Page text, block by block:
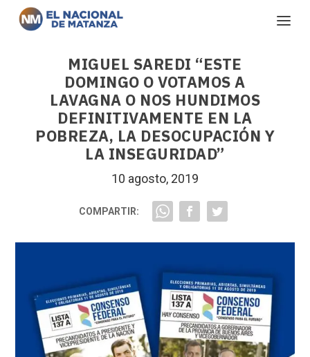
MIGUEL SAREDI “ESTE
DOMINGO O VOTAMOS A
LAVAGNA O NOS HUNDIMOS
DEFINITIVAMENTE EN LA
POBREZA, LA DESOCUPACIÓN Y
LA INSEGURIDAD”
10 agosto, 2019
COMPARTIR: